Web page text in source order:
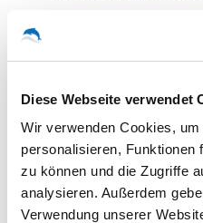
Diese Webseite verwendet
Wir verwenden Cookies,
personalisieren, Funktionen
zu können und die Zugriffe
analysieren. Außerdem
Verwendung unserer